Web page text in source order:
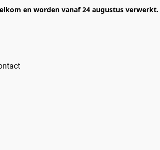
en worden vanaf 24 augustus verwerkt.